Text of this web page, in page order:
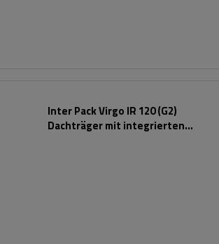
Inter Pack Virgo IR 120 (G2)
Dachträger mit integrierten